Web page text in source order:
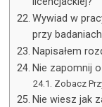
Wywiad w
przy badaniach
Napisałem
Nie zapomnij
Zobacz
Nie wiesz jak